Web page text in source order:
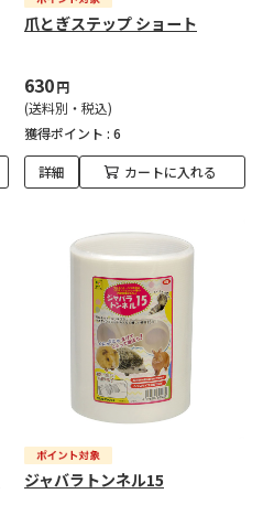
爪とぎステップ ショート
630円
(送料別・税込)
獲得ポイント : 6
詳細 カートに入れる
ジャバラトンネル15